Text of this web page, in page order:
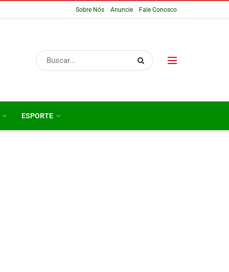
Sobre Nós Anuncie Fale Conosco
ESPORTE